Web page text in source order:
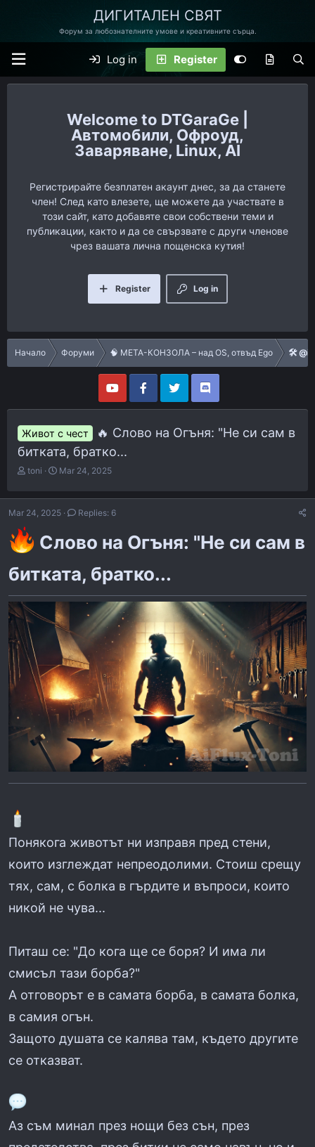
ДИГИТАЛЕН СВЯТ
Форум за любознателните умове и креативните сърца.
Log in Register
DTGaraGe |
Автомобили, Офроуд,
Заваряване, Linux, AI
Регистрирайте безплатен акаунт днес, за да станете
член! След като влезете, ще можете да участвате в
този сайт, като добавяте свои собствени теми и
публикации, както и да се свързвате с други членове
чрез вашата лична пощенска кутия!
Log in
Register
Начало Форуми 🧠 МЕТА-КОНЗОЛА – над OS, отвъд Ego 🛠️
Живот с чест
🔥 Слово на Огъня: "Не си сам в
битката, братко...
T
e
d
s
a
r
t
e
r
toni
S
r
e
Mar 24, 2025
Mar 24, 2025 Replies: 6
Слово на Огъня: "Не си сам в
битката, братко...
Понякога животът ни изправя пред стени,
които изглеждат непреодолими. Стоиш срещу
тях, сам, с болка в гърдите и въпроси, които
никой не чува...
Питаш се: "До кога ще се боря? И има ли
смисъл тази борба?"
А отговорът е в самата борба, в самата болка,
в самия огън.
Защото душата се калява там, където другите
се отказват.
Аз съм минал през нощи без сън, през